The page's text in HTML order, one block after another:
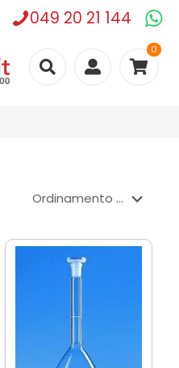
049 20 21 144
0